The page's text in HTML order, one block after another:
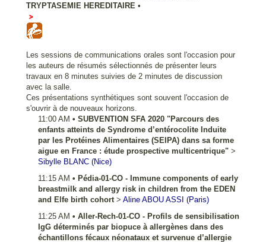
TRYPTASEMIE HEREDITAIRE •
Les sessions de communications orales sont l'occasion pour
les auteurs de résumés sélectionnés de présenter leurs
travaux en 8 minutes suivies de 2 minutes de discussion
avec la salle.
Ces présentations synthétiques sont souvent l'occasion de
s'ouvrir à de nouveaux horizons.
11:00 AM • SUBVENTION SFA 2020 "Parcours des
enfants atteints de Syndrome d’entérocolite Induite
par les Protéines Alimentaires (SEIPA) dans sa forme
aigue en France : étude prospective multicentrique" >
Sibylle BLANC (Nice)
11:15 AM • Pédia-01-CO - Immune components of early
breastmilk and allergy risk in children from the EDEN
and Elfe birth cohort > Aline ABOU ASSI (Paris)
11:25 AM • Aller-Rech-01-CO - Profils de sensibilisation
IgG déterminés par biopuce à allergènes dans des
échantillons fécaux néonataux et survenue d’allergie